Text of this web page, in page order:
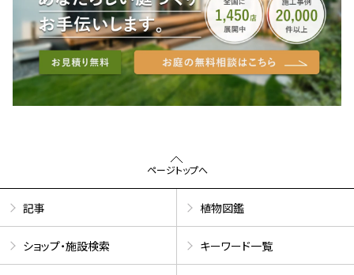
ページトップへ
記事 植物図鑑
ショップ・施設検索 キーワード一覧